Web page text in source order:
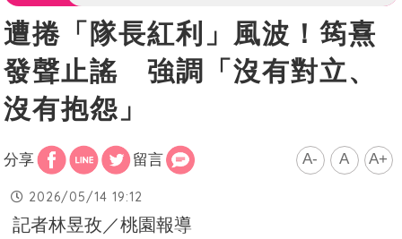
遭捲「隊長紅利」風波！筠熹
發聲止謠 強調「沒有對立、
沒有抱怨」
分享 留言 A- A A+
2026/05/14 19:12
記者林昱孜／桃園報導